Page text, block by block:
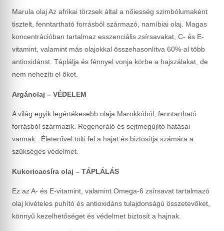
Marula olaj Az afrikai törzsek által a nőiesség szimbólumaként
tisztelt, fenntartható forrásból származó, namíbiai olaj. Magas
koncentrációban tartalmaz esszenciális zsírsavakat, C- és E-
vitamint, valamint más olajokkal összehasonlítva 60%-al több
antioxidánst. Táplálja és fénnyel vonja körbe a hajszálakat, de
nem nehezíti el őket.
Argánolaj – VÉDELEM
A világ egyik legértékesebb olaja Marokkóból, fenntartható
forrásból származik. Regeneráló és sejtmegújító hatásai
vannak. Életerővel tölti fel a hajat és biztosítja számára a
szükséges védelmet.
Kukoricacsíra olaj – TÁPLÁLÁS
Ez az A- és E-vitamint, valamint Omega-6 zsírsavat tartalmazó
olaj kivételes puhító és antioxidáns tulajdonságú összetevőket,
könnyű kezelhetőséget és védelmet biztosít a hajnak.